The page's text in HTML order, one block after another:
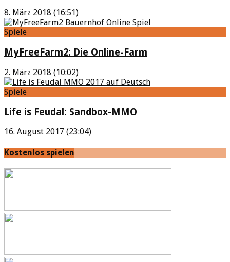
8. März 2018 (16:51)
Spiele
MyFreeFarm2: Die Online-Farm
2. März 2018 (10:02)
Spiele
Life is Feudal: Sandbox-MMO
16. August 2017 (23:04)
Kostenlos spielen